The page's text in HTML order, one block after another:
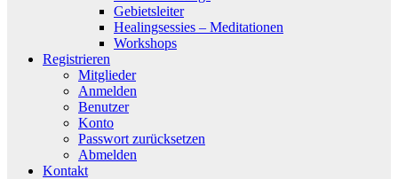
Gebietsleiter
Healingsessies – Meditationen
Workshops
Registrieren
Mitglieder
Anmelden
Benutzer
Konto
Passwort zurücksetzen
Abmelden
Kontakt